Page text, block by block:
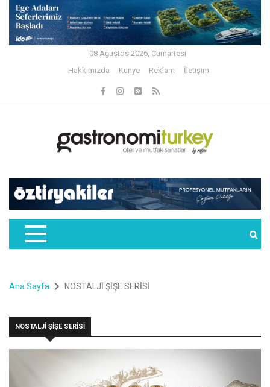
08 Ağustos 2026, Cumartesi
Hakkımızda
Künye Reklam İletişim
Ana Sayfa NOSTALJİ ŞİŞE SERİSİ
NOSTALJİ ŞİŞE SERİSİ